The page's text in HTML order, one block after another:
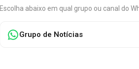
Escolha abaixo em qual grupo ou canal do
Grupo de Notícias